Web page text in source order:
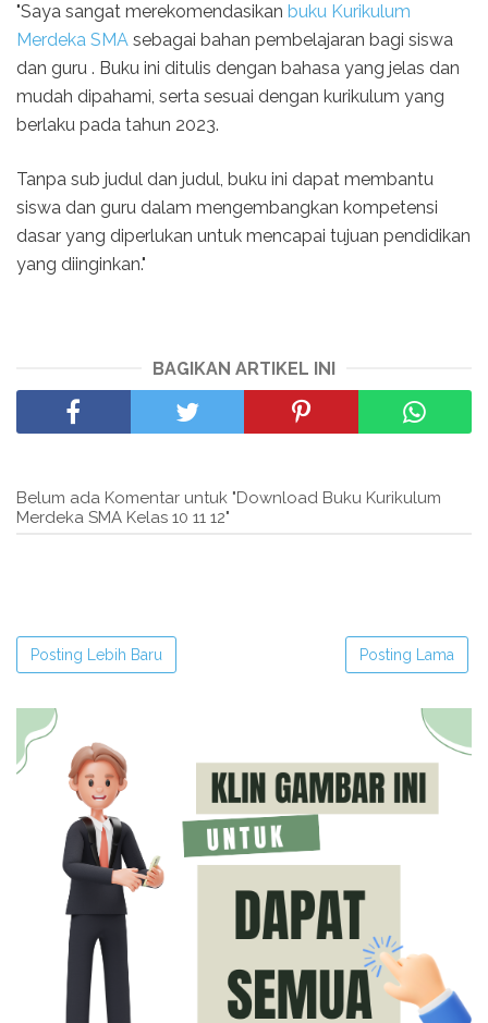
"Saya sangat merekomendasikan buku Kurikulum
Merdeka SMA sebagai bahan pembelajaran bagi siswa
dan guru . Buku ini ditulis dengan bahasa yang jelas dan
mudah dipahami, serta sesuai dengan kurikulum yang
berlaku pada tahun 2023.
Tanpa sub judul dan judul, buku ini dapat membantu
siswa dan guru dalam mengembangkan kompetensi
dasar yang diperlukan untuk mencapai tujuan pendidikan
yang diinginkan."
BAGIKAN ARTIKEL INI
Belum ada Komentar untuk "Download Buku Kurikulum
Merdeka SMA Kelas 10 11 12"
Posting Lebih Baru Posting Lama